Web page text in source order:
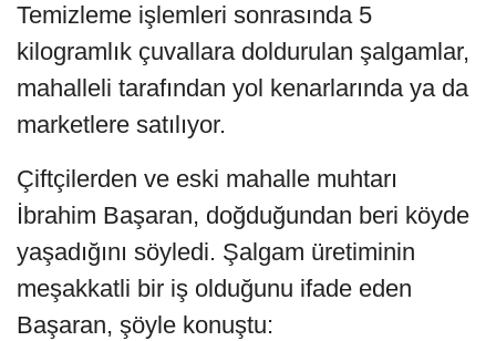
Temizleme işlemleri sonrasında 5
kilogramlık çuvallara doldurulan şalgamlar,
mahalleli tarafından yol kenarlarında ya da
marketlere satılıyor.
Çiftçilerden ve eski mahalle muhtarı
İbrahim Başaran, doğduğundan beri köyde
yaşadığını söyledi. Şalgam üretiminin
meşakkatli bir iş olduğunu ifade eden
Başaran, şöyle konuştu: